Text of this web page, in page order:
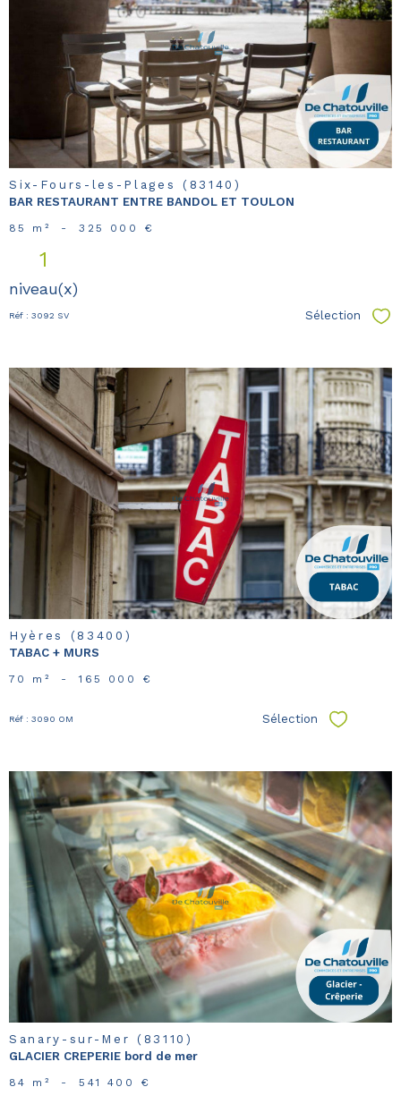
voir le
bien
Six-Fours-les-Plages (83140)
BAR RESTAURANT ENTRE BANDOL ET TOULON
85 m² - 325 000 €
1
niveau(x)
Réf : 3092 SV Sélection
voir le
bien
Hyères (83400)
TABAC + MURS
70 m² - 165 000 €
Réf : 3090 OM Sélection
voir le
bien
Sanary-sur-Mer (83110)
GLACIER CREPERIE bord de mer
84 m² - 541 400 €